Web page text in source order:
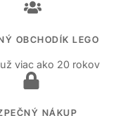
OBCHODÍK LEGO
viac ako 20 rokov
NÁKUP